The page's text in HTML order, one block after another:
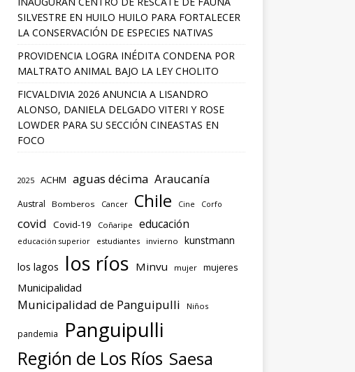
SILVESTRE EN HUILO HUILO PARA FORTALECER
LA CONSERVACIÓN DE ESPECIES NATIVAS
PROVIDENCIA LOGRA INÉDITA CONDENA POR
MALTRATO ANIMAL BAJO LA LEY CHOLITO
FICVALDIVIA 2026 ANUNCIA A LISANDRO
ALONSO, DANIELA DELGADO VITERI Y ROSE
LOWDER PARA SU SECCIÓN CINEASTAS EN
FOCO
2025 ACHM aguas décima Araucanía
Austral Bomberos Cancer Chile Cine Corfo
covid Covid-19 Coñaripe educación
educación superior estudiantes invierno kunstmann
los lagos los ríos Minvu mujer mujeres
Municipalidad
Municipalidad de Panguipulli Niños
pandemia Panguipulli
Región de Los Ríos Saesa